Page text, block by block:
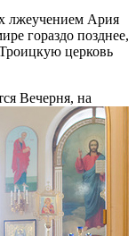
лжеучением Ария
гораздо позднее,
церковь
Вечерня, на